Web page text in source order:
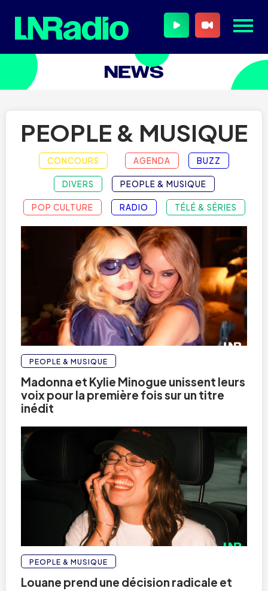
PEOPLE & MUSIQUE
CONCOURS AGENDA BUZZ
DIVERS PEOPLE & MUSIQUE
POP CULTURE RADIO TÉLÉ & SÉRIES
PEOPLE & MUSIQUE
Madonna et Kylie Minogue unissent leurs
voix pour la première fois sur un titre
inédit
PEOPLE & MUSIQUE
Louane prend une décision radicale et